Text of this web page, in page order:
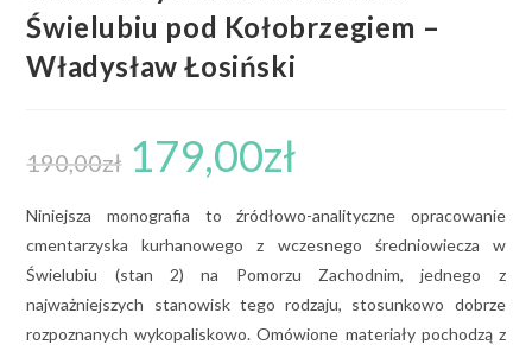
Świelubiu pod Kołobrzegiem –
Władysław Łosiński
190,00zł 179,00zł
Niniejsza monografia to źródłowo-analityczne opracowanie
cmentarzyska kurhanowego z wczesnego średniowiecza w
Świelubiu (stan 2) na Pomorzu Zachodnim, jednego z
najważniejszych stanowisk tego rodzaju, stosunkowo dobrze
rozpoznanych wykopaliskowo. Omówione materiały pochodzą z